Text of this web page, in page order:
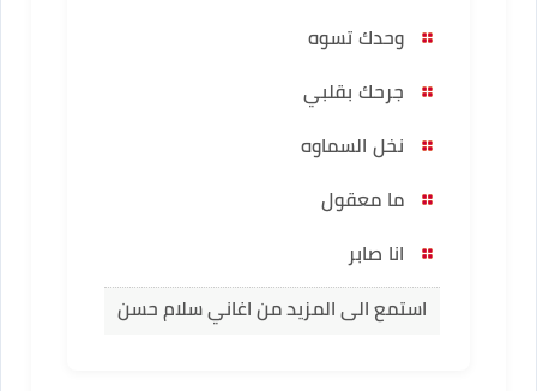
وحدك تسوه
جرحك بقلبي
نخل السماوه
ما معقول
انا صابر
استمع الى المزيد من اغاني سلام حسن